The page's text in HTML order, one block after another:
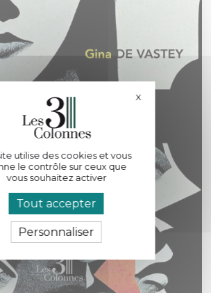
utilise des cookies et vous
le contrôle sur ceux que
vous souhaitez activer
Tout accepter
Personnaliser
XMasquer le